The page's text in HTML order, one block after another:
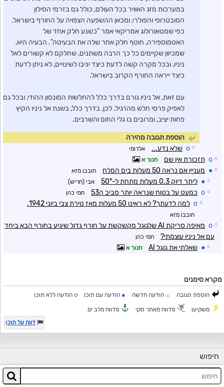
במערכות מזג האוויר בכל העולם, כולל גם בזרמי הסילון
הסובטרופי והפולרי, ומכאן ההשפעה הצפויה על החורף בישראל.
כפי שמטאורולוג אמריקאי אמר "כשנע חלק אחד של
האטמוספירה, חוטף חלק אחר שלה את הבעיטה". הבעיה היא,
שמכיוון שקיימים כל כך הרבה משתנים, שחלקם לא קשורים לאל
ניניו, ובכל מקרה קשה לדעת כיצד יגיבו לשינויים, לא ניתן לדעת
כיצד ייראה החורף הקרוב בישראל.
עם זאת, אל ניניו גורם בדרך כלל להחלשות המונסון ההודי, ובכל גם
לאפיק פרסי חלש מהרגיל. לכן, בדרך כלל, בשנת אל ניניו הקיץ
פחות יציב, ומרובים בו גלי החום והשרבים.
הוספת תגובה מהירה
☼
o שלא נדע... אלרומי
☼
o תזכורת אין שם חנוך א
☼
● מעניין אם נראה 50 מעלות בים המלח חובבן מזא
☼
● ליתר דיוק 0.3 מעלות מתחת ל-50° אבי (חריש)
☼
o כמעט על בטוח שנראה יותר סביב ה53 חמי כהן
☼
o למה לדעתך? לא ראינו 50 מעלות מאז טירת צבי ביוני 1942.
חובבן מזא
☼
o
מאיפה סריקת AI שלגוגל מקשקשת על חורף גדול שיגיע בחורף הבא ביחד
עם אל ניניו עוצמתי?
חמי כהן
☼
● שאלתי את גוגל AI חנוך א
מקרא סימנים
הוספת תגובה ☼ הודעה חדשה ● הודעה עם תוכן o הודעה ללא תוכן
משקיען מדווח מאתר סקי
מדווח מלב ים
דווח על תוכן
חיפוש